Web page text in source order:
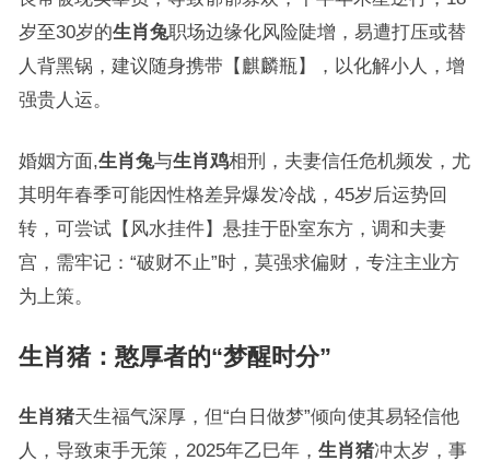
岁至30岁的生肖兔职场边缘化风险陡增，易遭打压或替
人背黑锅，建议随身携带【麒麟瓶】，以化解小人，增
强贵人运。
婚姻方面,生肖兔与生肖鸡相刑，夫妻信任危机频发，尤
其明年春季可能因性格差异爆发冷战，45岁后运势回
转，可尝试【风水挂件】悬挂于卧室东方，调和夫妻
宫，需牢记：“破财不止”时，莫强求偏财，专注主业方
为上策。
生肖猪：憨厚者的“梦醒时分”
生肖猪天生福气深厚，但“白日做梦”倾向使其易轻信他
人，导致束手无策，2025年乙巳年， 生肖猪冲太岁，事